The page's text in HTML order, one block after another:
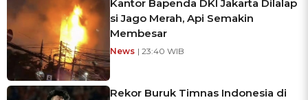
Kantor Bapenda DKI Jakarta Dilalap
si Jago Merah, Api Semakin
Membesar
News | 23:40 WIB
Rekor Buruk Timnas Indonesia di